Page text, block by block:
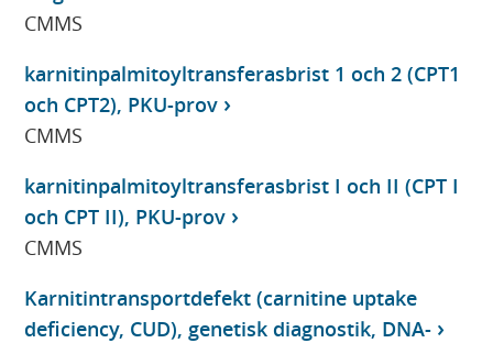
CMMS
karnitinpalmitoyltransferasbrist 1 och 2 (CPT1
och CPT2), PKU-prov
CMMS
karnitinpalmitoyltransferasbrist I och II (CPT I
och CPT II), PKU-prov
CMMS
Karnitintransportdefekt (carnitine uptake
deficiency, CUD), genetisk diagnostik, DNA-